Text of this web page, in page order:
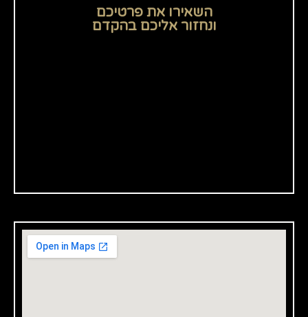
השאירו את פרטיכם
ונחזור אליכם בהקדם